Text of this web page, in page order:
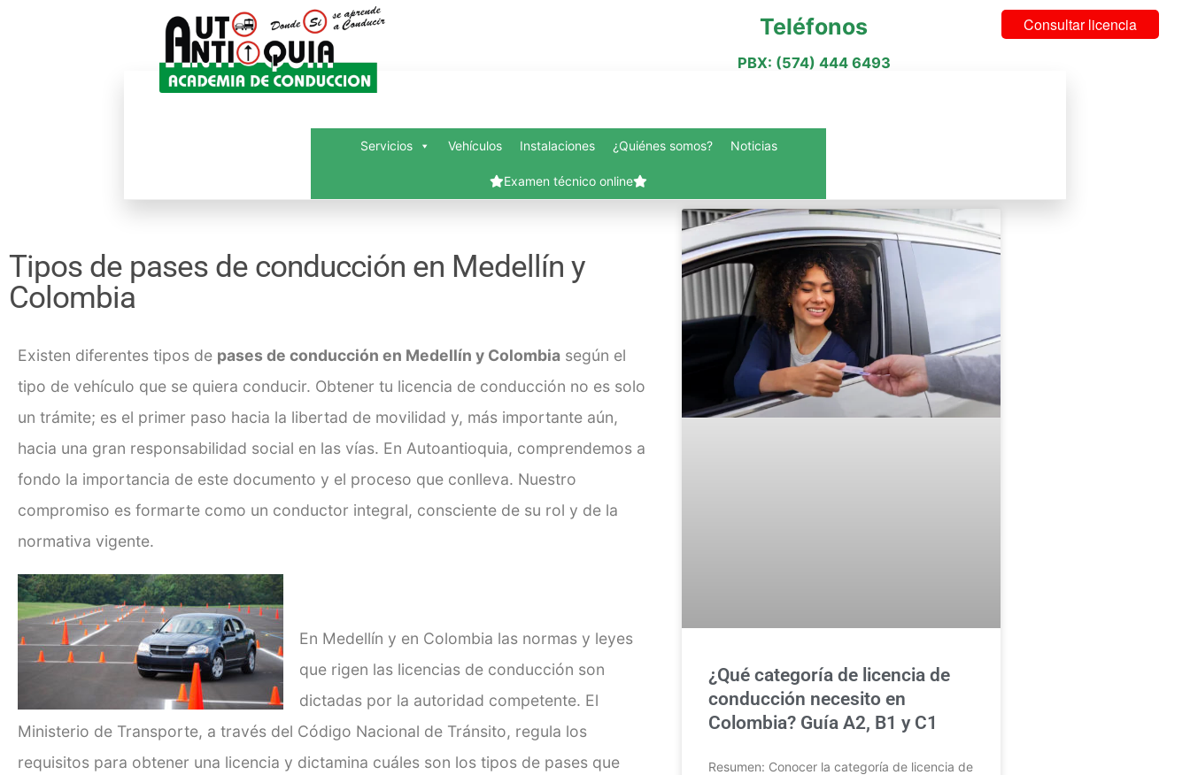
Teléfonos
PBX: (574) 444 6493
Consultar licencia
Servicios Vehículos Instalaciones ¿Quiénes somos? Noticias
Examen técnico online
Finalizar compraMi cuentaServicios
VehículosSlide Anything Popup Preview
Tipos de pases de conducción en Medellín y
Colombia
Existen diferentes tipos de pases de conducción en Medellín y Colombia según el
tipo de vehículo que se quiera conducir. Obtener tu licencia de conducción no es solo
un trámite; es el primer paso hacia la libertad de movilidad y, más importante aún,
hacia una gran responsabilidad social en las vías. En Autoantioquia, comprendemos a
fondo la importancia de este documento y el proceso que conlleva. Nuestro
compromiso es formarte como un conductor integral, consciente de su rol y de la
normativa vigente.
En Medellín y en Colombia las normas y leyes
que rigen las licencias de conducción son
dictadas por la autoridad competente. El
Ministerio de Transporte, a través del Código Nacional de Tránsito, regula los
requisitos para obtener una licencia y dictamina cuáles son los tipos de pases que
¿Qué categoría de licencia de
conducción necesito en
Colombia? Guía A2, B1 y C1
Resumen: Conocer la categoría de licencia de